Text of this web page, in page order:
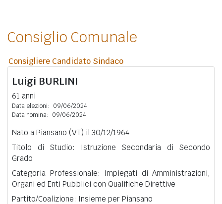
Consiglio Comunale
Consigliere Candidato Sindaco
Luigi BURLINI
61 anni
Data elezioni:
09/06/2024
Data nomina:
09/06/2024
Nato a Piansano (VT) il 30/12/1964
Titolo di Studio: Istruzione Secondaria di Secondo
Grado
Categoria Professionale: Impiegati di Amministrazioni,
Organi ed Enti Pubblici con Qualifiche Direttive
Partito/Coalizione: Insieme per Piansano